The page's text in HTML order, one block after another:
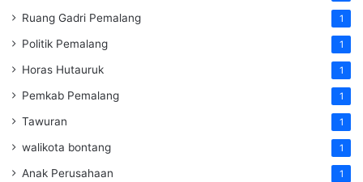
Ruang Gadri Pemalang 1
Politik Pemalang 1
Horas Hutauruk 1
Pemkab Pemalang 1
Tawuran 1
walikota bontang 1
Anak Perusahaan 1